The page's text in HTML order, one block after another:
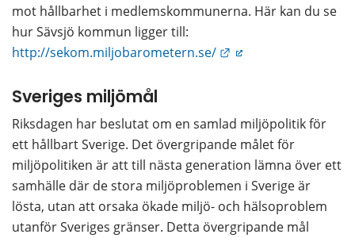
mot hållbarhet i medlemskommunerna. Här kan du se
http://sekom.miljobarometern.se/
Länk till annan
Sveriges miljömål
Riksdagen har beslutat om en samlad miljöpolitik för
ett hållbart Sverige. Det övergripande målet för
miljöpolitiken är att till nästa generation lämna över ett
samhälle där de stora miljöproblemen i Sverige är
lösta, utan att orsaka ökade miljö- och hälsoproblem
utanför Sveriges gränser. Detta övergripande mål